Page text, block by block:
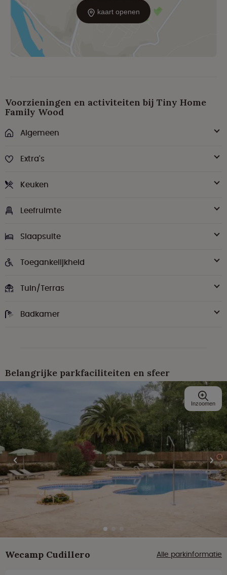
kaart openen
Voorzieningen en activiteiten bij Tiny Home
Family Wood
Algemeen
Extra's
Keuken
Leefruimte
Slaapsuite
Toegankelijkheid
Tuin/Terras
Badkamer
Belangrijke parkfaciliteiten en sfeer
Inzoomen
Wecamp Cudillero Alle parkinformatie